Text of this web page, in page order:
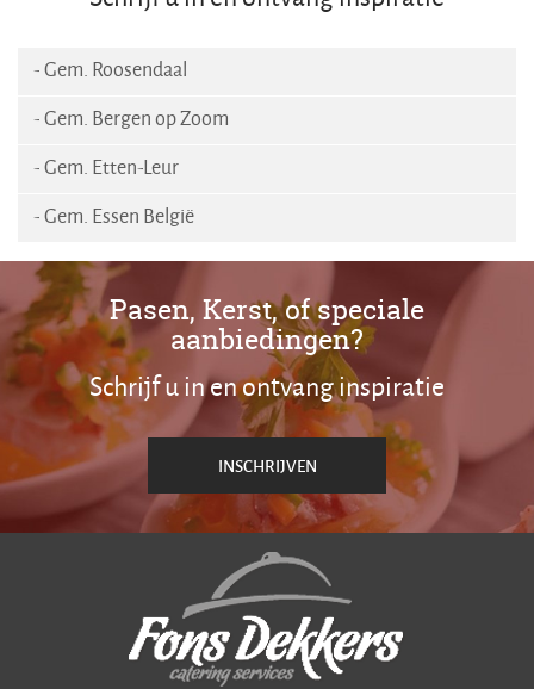
- Gem. Roosendaal
- Gem. Bergen op Zoom
- Gem. Etten-Leur
- Gem. Essen België
Pasen, Kerst, of speciale
aanbiedingen?
Schrijf u in en ontvang inspiratie
INSCHRIJVEN